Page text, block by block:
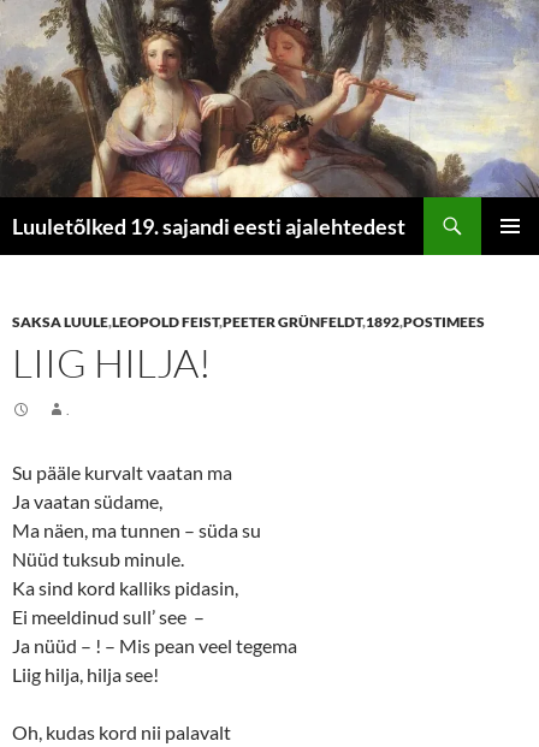
Luuletõlked 19. sajandi eesti ajalehtedest
SAKSA LUULE,LEOPOLD FEIST,PEETER GRÜNFELDT,1892,POSTIMEES
LIIG HILJA!
Su pääle kurvalt vaatan ma
Ja vaatan südame,
Ma näen, ma tunnen – süda su
Nüüd tuksub minule.
Ka sind kord kalliks pidasin,
Ei meeldinud sull’ see –
Ja nüüd – ! – Mis pean veel tegema
Liig hilja, hilja see!
Oh, kudas kord nii palavalt